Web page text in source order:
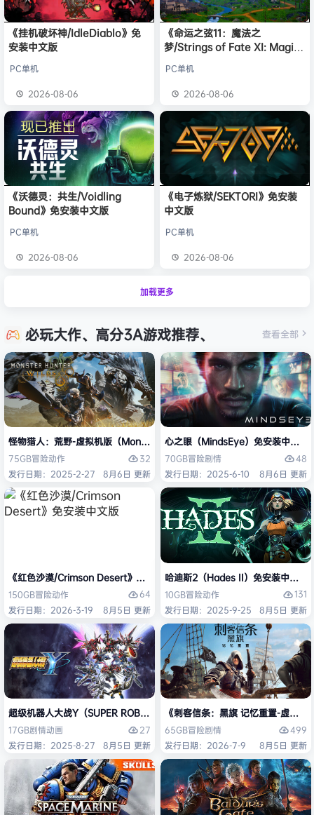
《挂机破坏神/IdleDiablo》免
安装中文版
PC单机
2026-08-06
《命运之弦11：魔法之
梦/Strings of Fate XI: Magic
PC单机
2026-08-06
《沃德灵：共生/Voidling
Bound》免安装中文版
PC单机
2026-08-06
《电子炼狱/SEKTORI》免安装
中文版
PC单机
2026-08-06
加载更多
必玩大作、高分3A游戏推荐、 查看全部
怪物猎人：荒野-虚拟机版（Monster Hunter Wilds HYPERVISOR）免安
75GB冒险动作
32
发行日期：2025-2-27
8月6日 更新
心之眼（MindsEye）免安装中文版
70GB冒险剧情
48
发行日期：2025-6-10
8月6日 更新
《红色沙漠/Crimson Desert》免安装中文版
150GB冒险动作
64
发行日期：2026-3-19
8月5日 更新
哈迪斯2（Hades II）免安装中文版
10GB冒险动作
131
发行日期：2025-9-25
8月5日 更新
超级机器人大战Y（SUPER ROBOT WARS Y）免安装中文版
17GB剧情动画
27
发行日期：2025-8-27
8月5日 更新
《刺客信条：黑旗 记忆重置-虚拟
65GB冒险剧情
499
发行日期：2026-7-9
8月5日 更新